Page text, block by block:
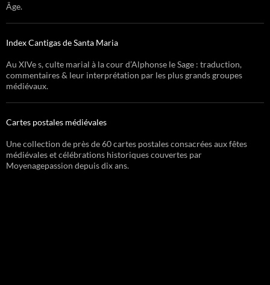
Âge.
Index Cantigas de Santa Maria
Au XIVe s, culte marial à la cour d’Alphonse le Sage : traduction,
commentaires & leur interprétation par les plus grands groupes
médiévaux.
Cartes postales médiévales
Une collection de près de 60 cartes postales consacrées aux fêtes
médiévales et célébrations historiques couvertes par
Moyenagepassion depuis dix ans.